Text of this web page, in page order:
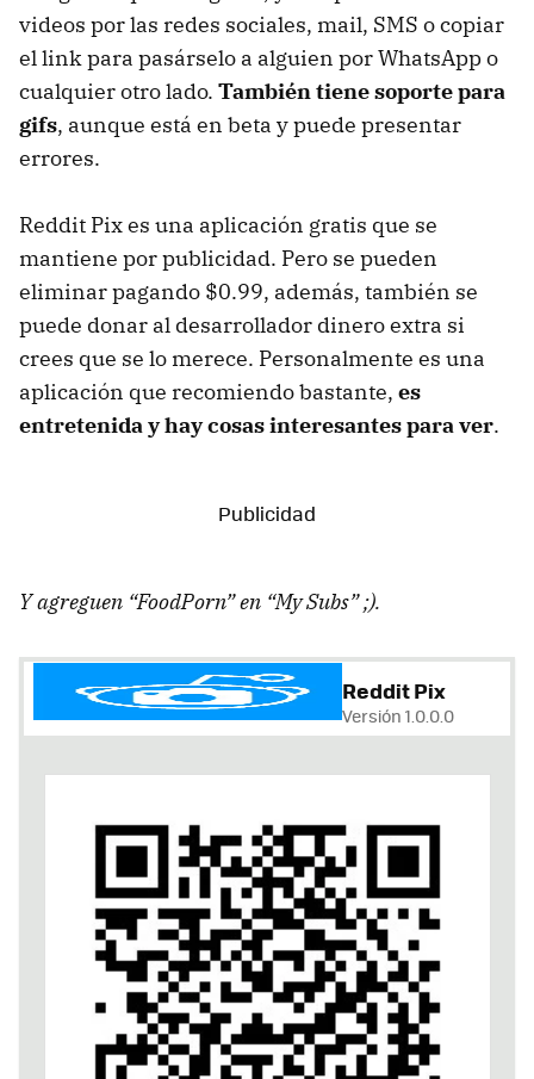
videos por las redes sociales, mail, SMS o copiar
el link para pasárselo a alguien por WhatsApp o
cualquier otro lado. También tiene soporte para
gifs, aunque está en beta y puede presentar
errores.
Reddit Pix es una aplicación gratis que se
mantiene por publicidad. Pero se pueden
eliminar pagando $0.99, además, también se
puede donar al desarrollador dinero extra si
crees que se lo merece. Personalmente es una
aplicación que recomiendo bastante, es
entretenida y hay cosas interesantes para ver.
Y agreguen “FoodPorn” en “My Subs” ;).
Reddit Pix
Versión 1.0.0.0